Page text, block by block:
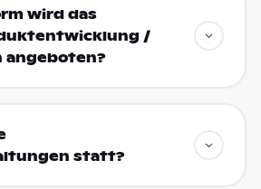
wird das
/
angeboten?
statt?